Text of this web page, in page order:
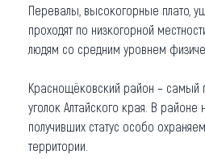
Перевалы, высокогорные плато,
проходят по низкогорной
людям со средним уровнем
Краснощёковский район –
уголок Алтайского края. В районе
получивших статус особо
территории.